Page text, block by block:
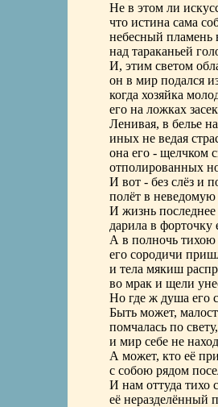
Не в этом ли
что истина сама
небесный пламень
над тараканьей
И, этим светом
он в мир подался
когда хозяйка
его на ложках
Ленивая, в белье
иных не ведая
она его - щелчком
отполированных
И вот - без слёз и
полёт в неведомую
И жизнь последнее
дарила в форточку
А в полночь тихою
его сородичи
и тела мякиш
во мрак и щели
Но где ж душа его
Быть может,
помчалась по
и мир себе не
А может, кто её
с собою рядом
И нам оттуда тихо
её неразделённый